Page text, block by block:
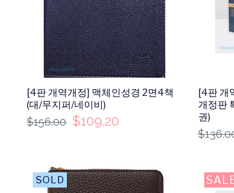
[4판 개역개정] 맥체인성경 2면4책
(대/무지퍼/네이비)
$156.00 $109.20
[4판 개
개정판
권)
$
SALE